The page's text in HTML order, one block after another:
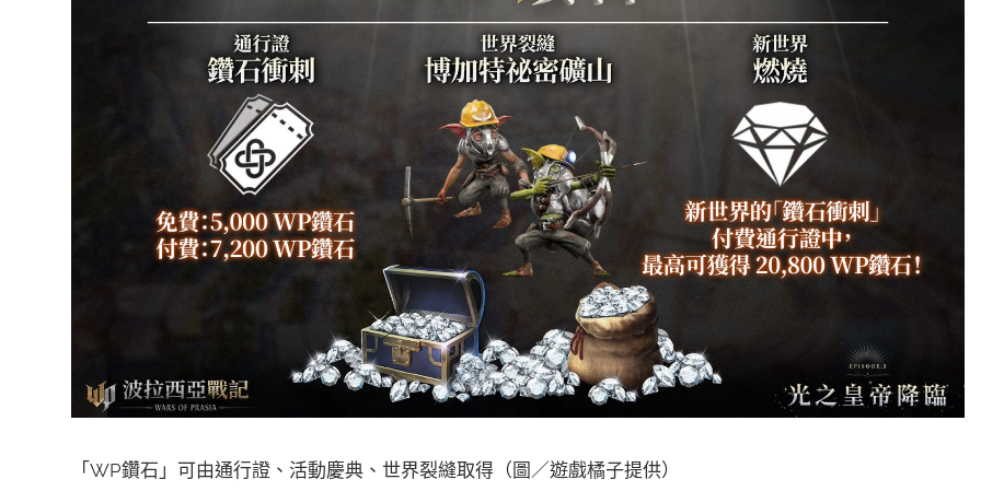
「WP鑽石」可由通行證、活動慶典、世界裂縫取得（圖／遊戲橘子提供）